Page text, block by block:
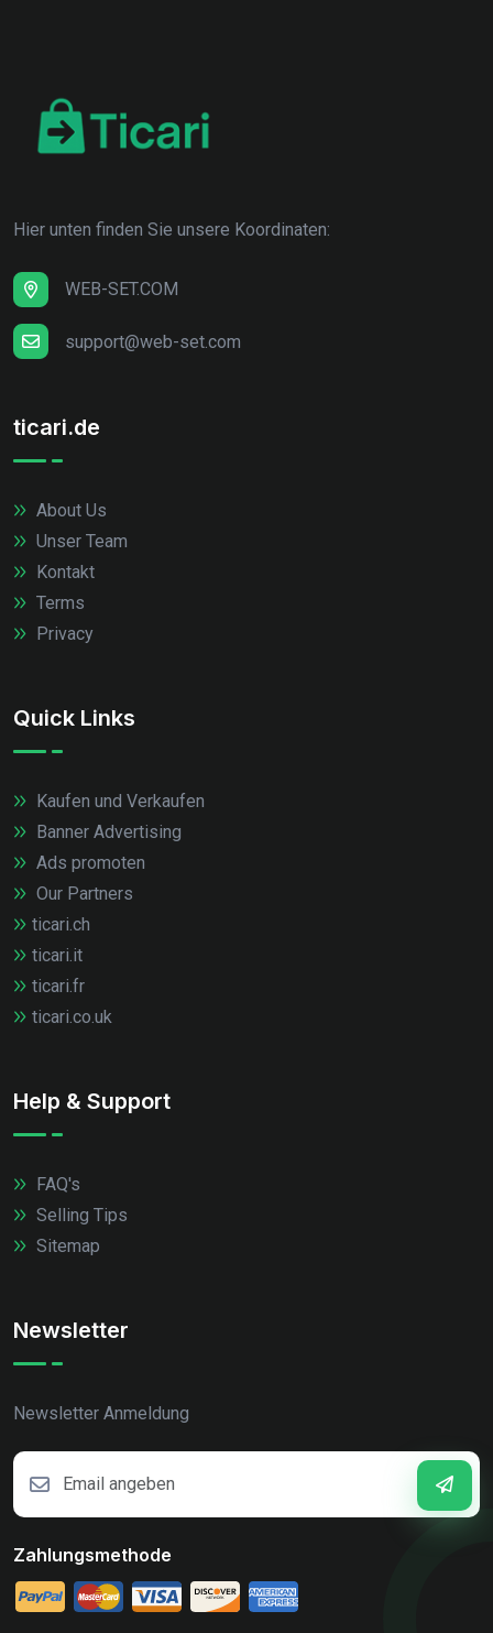
Hier unten finden Sie unsere Koordinaten:
WEB-SET.COM
support@web-set.com
ticari.de
About Us
Unser Team
Kontakt
Terms
Privacy
Quick Links
Kaufen und Verkaufen
Banner Advertising
Ads promoten
Our Partners
ticari.ch
ticari.it
ticari.fr
ticari.co.uk
Help & Support
FAQ's
Selling Tips
Sitemap
Newsletter
Newsletter Anmeldung
Zahlungsmethode